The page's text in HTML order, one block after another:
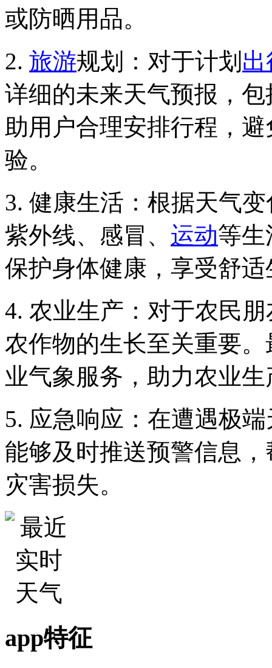
或防晒用品。
2. 旅游规划：对于计划
详细的未来天气预报，
助用户合理安排行程，
验。
3. 健康生活：根据天气
紫外线、感冒、 运动等生
保护身体健康，享受舒适
4. 农业生产：对于农民
农作物的生长至关重要
业气象服务，助力农业
5. 应急响应：在遭遇极
能够及时推送预警信息
灾害损失。
app特征